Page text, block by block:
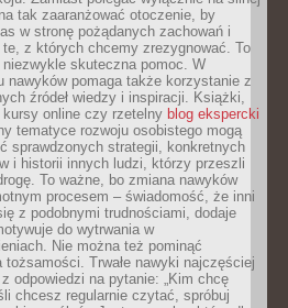
tak zaaranżować otoczenie, by
w stronę pożądanych zachowań i
te, z których chcemy zrezygnować. To
skuteczna pomoc. W
nawyków pomaga także korzystanie z
źródeł wiedzy i inspiracji. Książki,
kursy online czy rzetelny blog ekspercki
tematyce rozwoju osobistego mogą
sprawdzonych strategii, konkretnych
i historii innych ludzi, którzy przeszli
To ważne, bo zmiana nawyków
procesem – świadomość, że inni
z podobnymi trudnościami, dodaje
do wytrwania w
Nie można też pominąć
tożsamości. Trwałe nawyki najczęściej
odpowiedzi na pytanie: „Kim chcę
chcesz regularnie czytać, spróbuj